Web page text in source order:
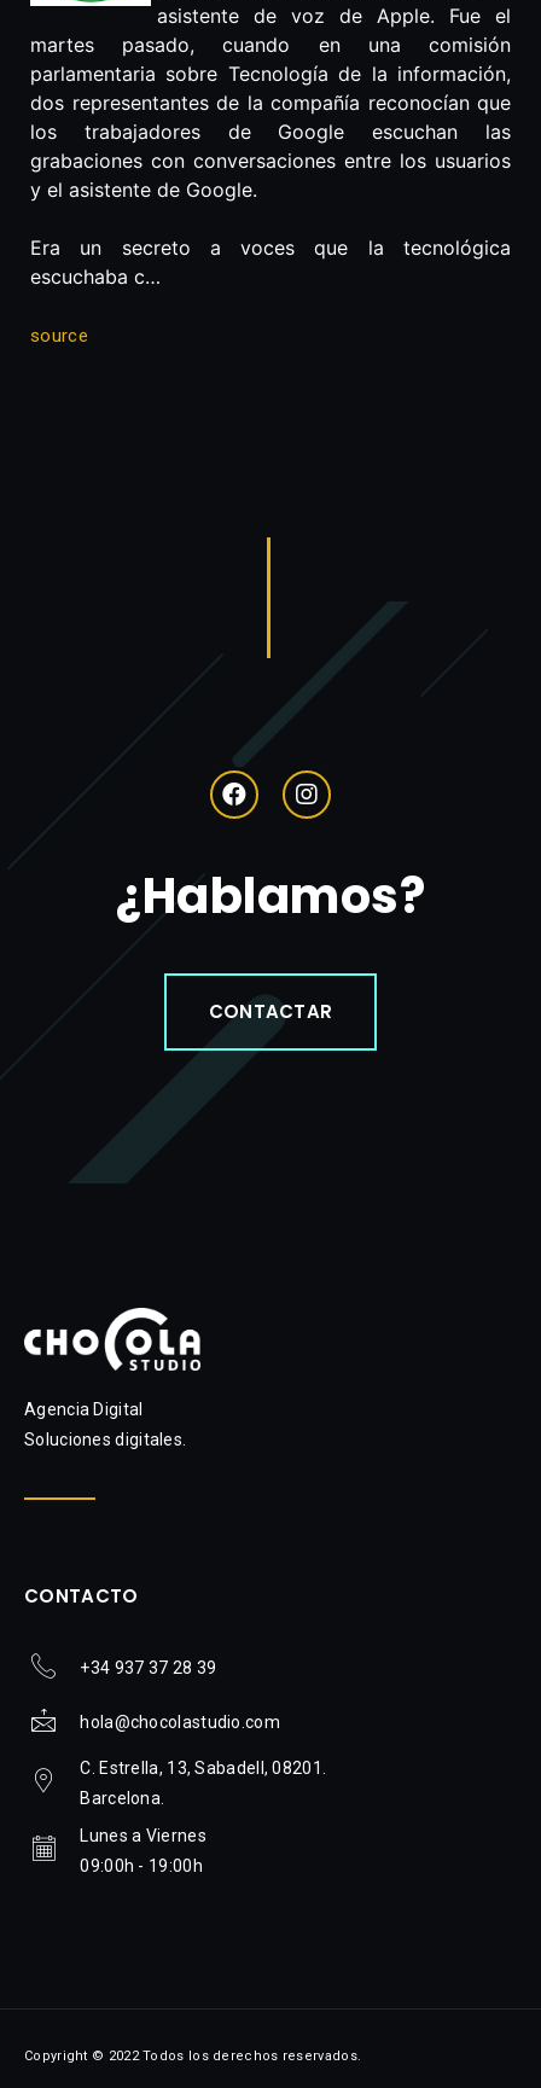
asistente de voz de Apple. Fue el
martes pasado, cuando en una comisión
parlamentaria sobre Tecnología de la información,
dos representantes de la compañía reconocían que
los trabajadores de Google escuchan las
grabaciones con conversaciones entre los usuarios
y el asistente de Google.
Era un secreto a voces que la tecnológica
escuchaba c…
source
¿Hablamos?
CONTACTAR
Agencia Digital
Soluciones digitales.
CONTACTO
+34 937 37 28 39
hola@chocolastudio.com
C. Estrella, 13, Sabadell, 08201.
Barcelona.
Lunes a Viernes
09:00h - 19:00h
Copyright © 2022 Todos los derechos reservados.